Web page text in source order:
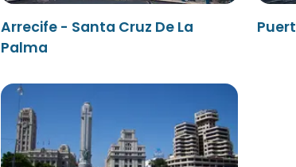
Arrecife - Santa Cruz De La
Palma